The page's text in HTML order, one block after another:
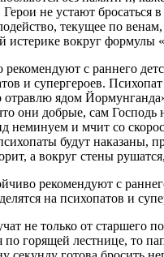
не устают бросаться
текущее по
вокруг формулы
рекомендуют с раннего
и супергероев.
отравлю ядом
они добрые, сам Господь
и мчит со
будут
а вокруг стены
рекомендуют с
на психопатов и
не только от старшего
по горящей лестнице, то